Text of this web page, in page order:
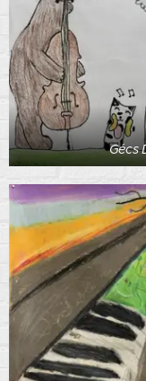
Gécs